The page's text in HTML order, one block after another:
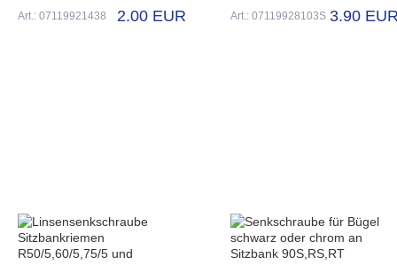
Art.: 07119921438 2.00 EUR Art.: 07119928103S 3.90